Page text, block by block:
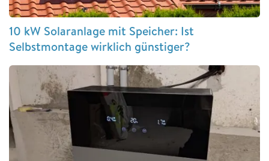
10 kW Solaranlage mit Speicher: Ist
Selbstmontage wirklich günstiger?